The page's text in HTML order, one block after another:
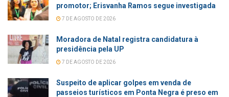
promotor; Erisvanha Ramos segue investigada
7 DE AGOSTO DE 2026
Moradora de Natal registra candidatura à
presidência pela UP
7 DE AGOSTO DE 2026
Suspeito de aplicar golpes em venda de
passeios turísticos em Ponta Negra é preso em